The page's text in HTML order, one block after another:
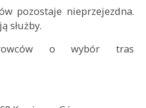
pozostaje nieprzejezdna.
służby.
o wybór tras